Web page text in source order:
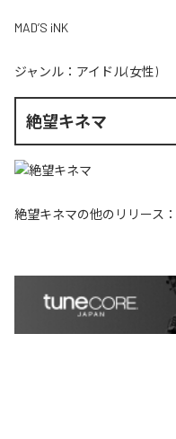
MAD’S iNK
ジャンル： アイドル(女性)
絶望キネマ
絶望キネマの他のリリース：